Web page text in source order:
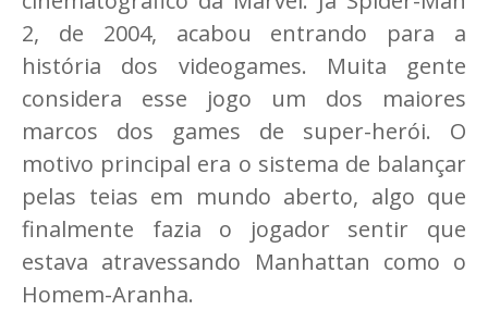
2, de 2004, acabou entrando para a
história dos videogames. Muita gente
considera esse jogo um dos maiores
marcos dos games de super-herói. O
motivo principal era o sistema de balançar
pelas teias em mundo aberto, algo que
finalmente fazia o jogador sentir que
estava atravessando Manhattan como o
Homem-Aranha.